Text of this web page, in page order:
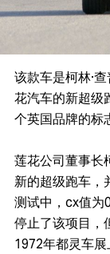
该款车是柯林·
花汽车的新超级
个英国品牌的标
莲花公司董事长
新的超级跑车，
测试中，cx值为
停止了该项目，
1972年都灵车展